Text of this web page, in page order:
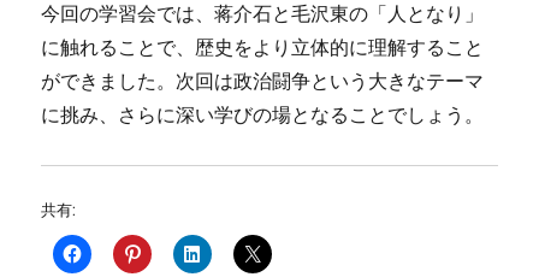
今回の学習会では、蒋介石と毛沢東の「人となり」
に触れることで、歴史をより立体的に理解すること
ができました。次回は政治闘争という大きなテーマ
に挑み、さらに深い学びの場となることでしょう。
共有: